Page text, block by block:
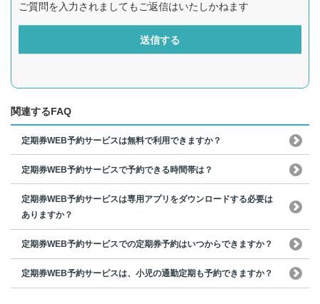
ご質問を入力されましてもご返信はいたしかねます
送信する
関連するFAQ
定期券WEB予約サービスは無料で利用できますか？
定期券WEB予約サービスで予約できる時間帯は？
定期券WEB予約サービスは専用アプリをダウンロードする必要は
ありますか？
定期券WEB予約サービスでの定期券予約はいつからできますか？
定期券WEB予約サービスは、小児の通勤定期も予約できますか？